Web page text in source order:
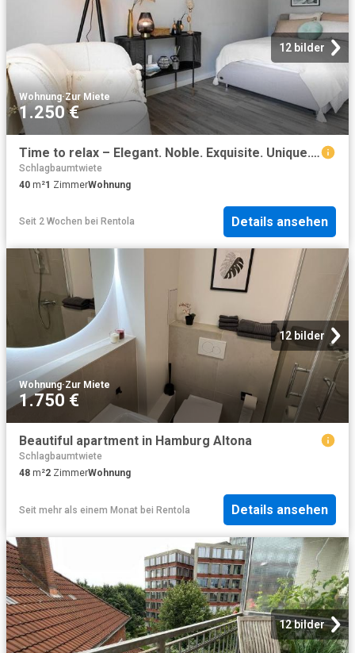
12 bilder
Wohnung·Zur Miete
1.250 €
Time to relax – Elegant. Noble. Exquisite. Unique.Furnished apartment with balcony in Altona
Schlagbaumtwiete
40 m²1 ZimmerWohnung
Seit 2 Wochen bei Rentola Details ansehen
12 bilder
Wohnung·Zur Miete
1.750 €
Beautiful apartment in Hamburg Altona
Schlagbaumtwiete
48 m²2 ZimmerWohnung
Seit mehr als einem Monat bei Rentola Details ansehen
12 bilder